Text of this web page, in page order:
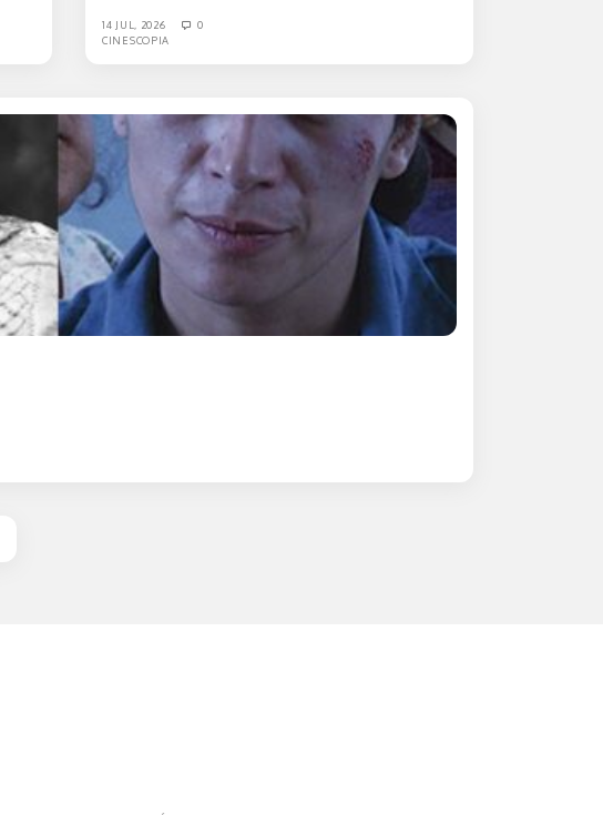
14 JUL, 2026
0
CINESCOPIA